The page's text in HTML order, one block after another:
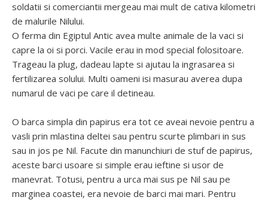
soldatii si comerciantii mergeau mai mult de cativa kilometri
de malurile Nilului.
O ferma din Egiptul Antic avea multe animale de la vaci si
capre la oi si porci. Vacile erau in mod special folositoare.
Trageau la plug, dadeau lapte si ajutau la ingrasarea si
fertilizarea solului. Multi oameni isi masurau averea dupa
numarul de vaci pe care il detineau.
O barca simpla din papirus era tot ce aveai nevoie pentru a
vasli prin mlastina deltei sau pentru scurte plimbari in sus
sau in jos pe Nil. Facute din manunchiuri de stuf de papirus,
aceste barci usoare si simple erau ieftine si usor de
manevrat. Totusi, pentru a urca mai sus pe Nil sau pe
marginea coastei, era nevoie de barci mai mari. Pentru